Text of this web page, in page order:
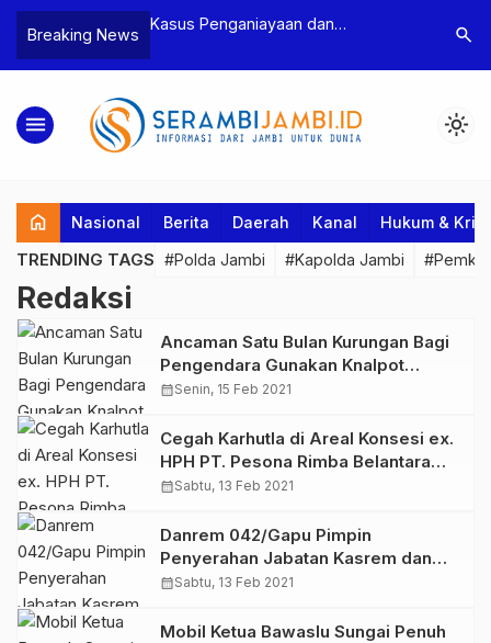
Breaking News
Bea Cukai
Pelaku beserta
dan 146 Gram
Kasus Penganiayaan dan
Tebo Tetapkan Dua Tersangka
Polres
Dua
search
menu light_mode
home Nasional Berita Daerah Kanal Hukum &
TRENDING TAGS #Polda Jambi #Kapolda Jambi
Redaksi
Ancaman Satu Bulan Kurungan Bagi
Pengendara Gunakan Knalpot
Racing
calendar_monthSenin, 15 Feb 2021
Cegah Karhutla di Areal Konsesi ex.
HPH PT. Pesona Rimba Belantara
Kapolres Muaro Jambi Lakukan
calendar_monthSabtu, 13 Feb 2021
Danrem 042/Gapu Pimpin
Penyerahan Jabatan Kasrem dan
Sertijab Dandim 0416/Bute
calendar_monthSabtu, 13 Feb 2021
Mobil Ketua Bawaslu Sungai Penuh